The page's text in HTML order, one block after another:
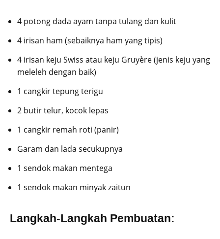
4 potong dada ayam tanpa tulang dan kulit
4 irisan ham (sebaiknya ham yang tipis)
4 irisan keju Swiss atau keju Gruyère (jenis keju yang
meleleh dengan baik)
1 cangkir tepung terigu
2 butir telur, kocok lepas
1 cangkir remah roti (panir)
Garam dan lada secukupnya
1 sendok makan mentega
1 sendok makan minyak zaitun
Langkah-Langkah Pembuatan: